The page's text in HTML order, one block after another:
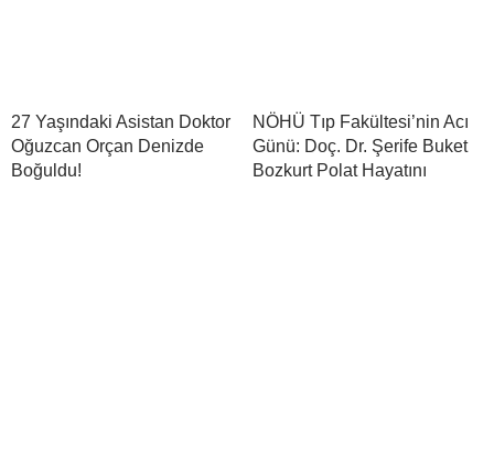
27 Yaşındaki Asistan Doktor
Oğuzcan Orçan Denizde
Boğuldu!
NÖHÜ Tıp Fakültesi’nin Acı
Günü: Doç. Dr. Şerife Buket
Bozkurt Polat Hayatını